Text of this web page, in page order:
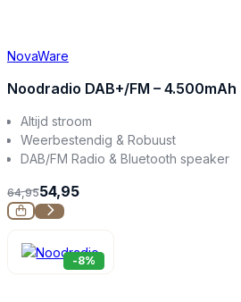
NovaWare
Noodradio DAB+/FM – 4.500mAh
Altijd stroom
Weerbestendig & Robuust
DAB/FM Radio & Bluetooth speaker
64,9554,95
-8%